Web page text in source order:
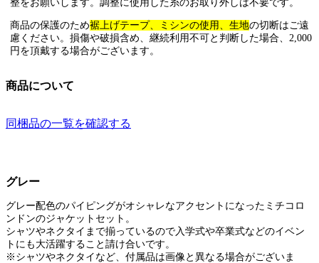
整をお願いします。調整に使用した糸のお取り外しは不要です。
商品の保護のため裾上げテープ、ミシンの使用、生地の切断はご遠
慮ください。損傷や破損含め、継続利用不可と判断した場合、2,000
円を頂戴する場合がございます。
商品について
同梱品の一覧を確認する
グレー
グレー配色のパイピングがオシャレなアクセントになったミチコロ
ンドンのジャケットセット。
シャツやネクタイまで揃っているので入学式や卒業式などのイベン
トにも大活躍すること請け合いです。
※シャツやネクタイなど、付属品は画像と異なる場合がございま